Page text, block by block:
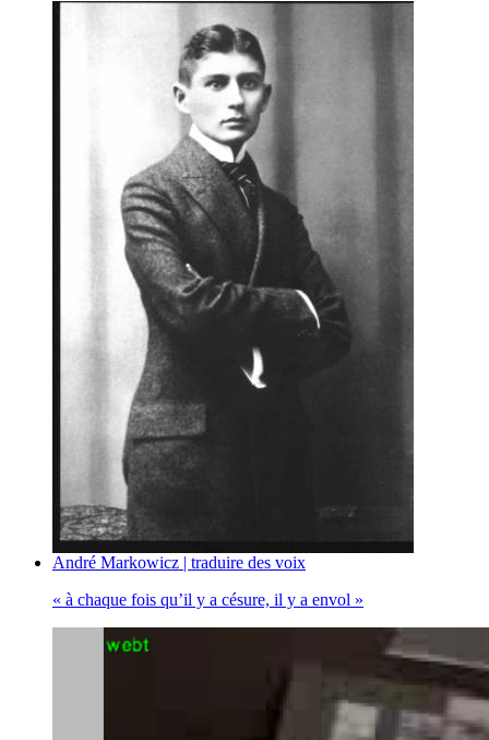
André Markowicz | traduire des voix
« à chaque fois qu’il y a césure, il y a envol »